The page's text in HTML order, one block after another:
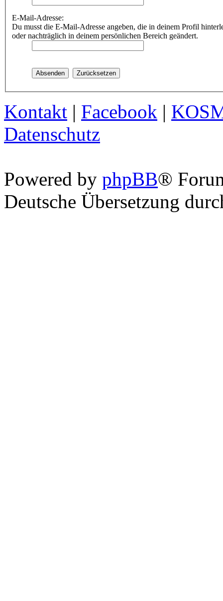
E-Mail-Adresse:
Du musst die E-Mail-Adresse angeben, die in deinem Profil
oder nachträglich in deinem persönlichen Bereich geändert.
Kontakt | Facebook |
Datenschutz
Powered by phpBB®
Deutsche Übersetzung